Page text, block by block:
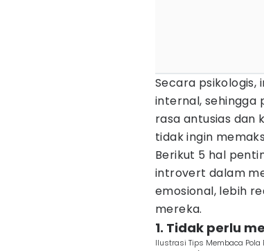
Secara
internal, sehingga
rasa antusias dan
tidak ingin
Berikut 5 hal
introvert dalam
emosional, lebih
mereka.
1. Tidak perlu
Ilustrasi Tips Membaca Pola